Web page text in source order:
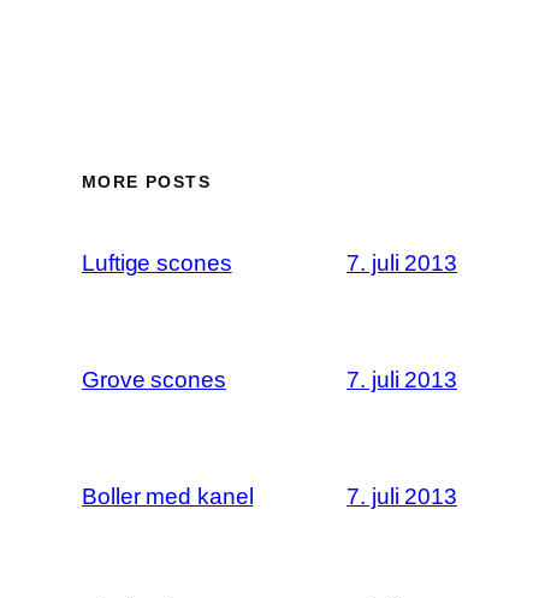
MORE POSTS
Luftige scones 7. juli 2013
Grove scones 7. juli 2013
Boller med kanel 7. juli 2013